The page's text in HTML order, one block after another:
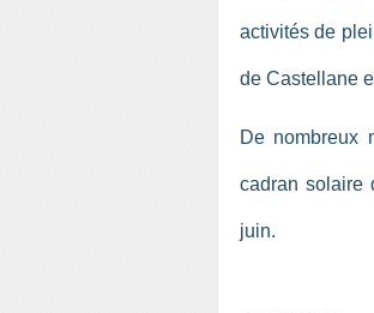
activités de
de Castellane
De nombreux
cadran solaire
juin.